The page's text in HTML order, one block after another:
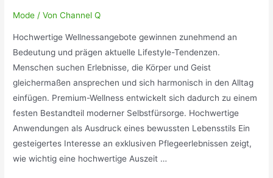
Mode / VonChannel Q
Hochwertige Wellnessangebote gewinnen zunehmend an
Bedeutung und prägen aktuelle Lifestyle-Tendenzen.
Menschen suchen Erlebnisse, die Körper und Geist
gleichermaßen ansprechen und sich harmonisch in den Alltag
einfügen. Premium-Wellness entwickelt sich dadurch zu einem
festen Bestandteil moderner Selbstfürsorge. Hochwertige
Anwendungen als Ausdruck eines bewussten Lebensstils Ein
gesteigertes Interesse an exklusiven Pflegeerlebnissen zeigt,
wie wichtig eine hochwertige Auszeit …